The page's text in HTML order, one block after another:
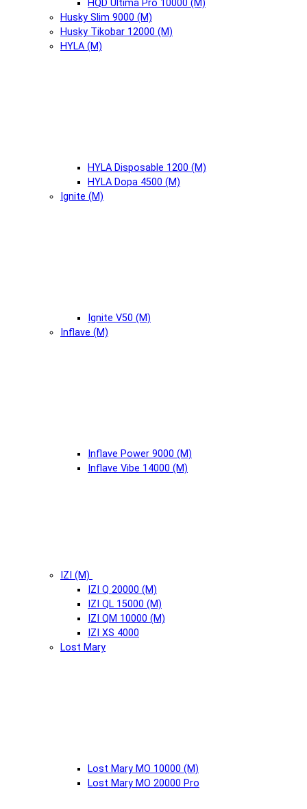
HQD Ultima Pro 10000 (М)
Husky Slim 9000 (М)
Husky Tikobar 12000 (М)
HYLA (М)
HYLA Disposable 1200 (М)
HYLA Dopa 4500 (М)
Ignite (М)
Ignite V50 (М)
Inflave (М)
Inflave Power 9000 (М)
Inflave Vibe 14000 (М)
IZI (М)
IZI Q 20000 (М)
IZI QL 15000 (М)
IZI QM 10000 (М)
IZI XS 4000
Lost Mary
Lost Mary MO 10000 (М)
Lost Mary MO 20000 Pro